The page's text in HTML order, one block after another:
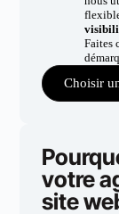
Faites
Choisir
votre
site